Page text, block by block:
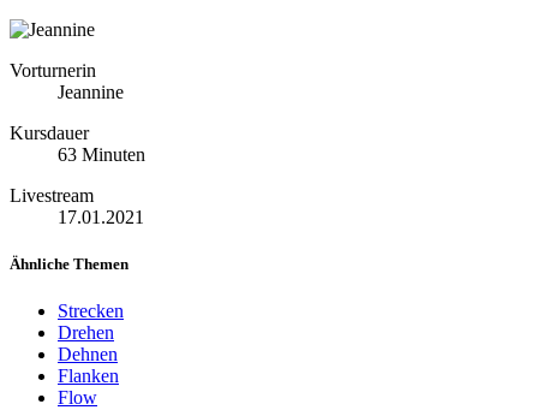
Vorturnerin
Jeannine
Kursdauer
63 Minuten
Livestream
17.01.2021
Ähnliche Themen
Strecken
Drehen
Dehnen
Flanken
Flow